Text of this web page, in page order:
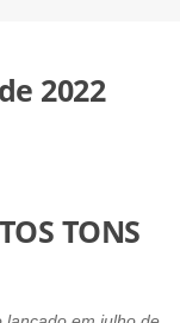
2022
TONS